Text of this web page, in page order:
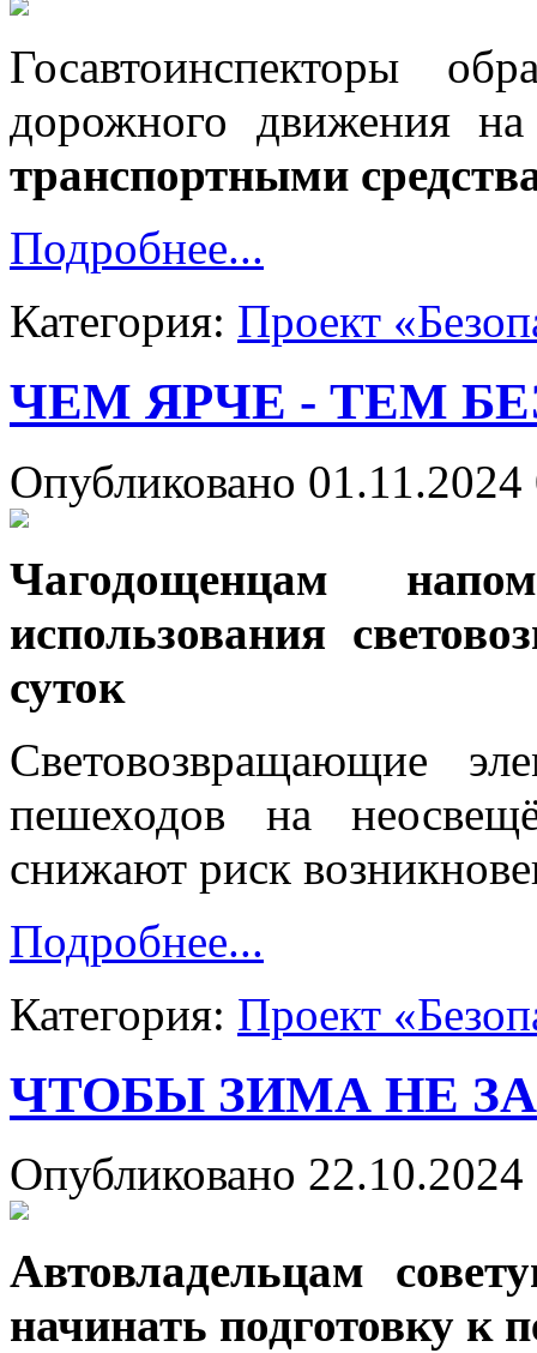
Госавтоинспекторы
дорожного движения на
транспортными
Подробнее...
Категория: Проект
ЧЕМ ЯРЧЕ - ТЕМ
Опубликовано 01.11.2024
Чагодощенцам
использования
суток
Световозвращающие
пешеходов на
снижают риск
Подробнее...
Категория: Проект
ЧТОБЫ ЗИМА НЕ
Опубликовано
Автовладельцам
начинать подготовку к